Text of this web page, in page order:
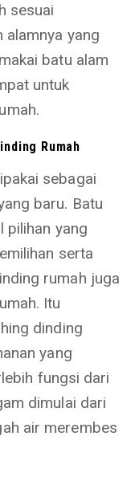
sesuai
alamnya yang
batu alam
untuk
Rumah
sebagai
baru. Batu
pilihan yang
serta
rumah juga
Itu
dinding
yang
fungsi dari
dimulai dari
air merembes